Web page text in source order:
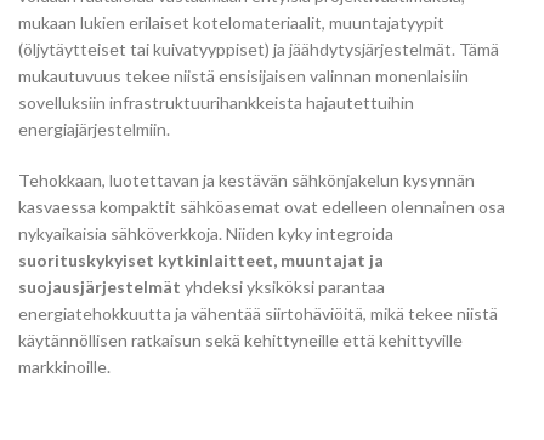
mukaan lukien erilaiset kotelomateriaalit, muuntajatyypit
(öljytäytteiset tai kuivatyyppiset) ja jäähdytysjärjestelmät. Tämä
mukautuvuus tekee niistä ensisijaisen valinnan monenlaisiin
sovelluksiin infrastruktuurihankkeista hajautettuihin
energiajärjestelmiin.
Tehokkaan, luotettavan ja kestävän sähkönjakelun kysynnän
kasvaessa kompaktit sähköasemat ovat edelleen olennainen osa
nykyaikaisia sähköverkkoja. Niiden kyky integroida
suorituskykyiset kytkinlaitteet, muuntajat ja
suojausjärjestelmät yhdeksi yksiköksi parantaa
energiatehokkuutta ja vähentää siirtohäviöitä, mikä tekee niistä
käytännöllisen ratkaisun sekä kehittyneille että kehittyville
markkinoille.